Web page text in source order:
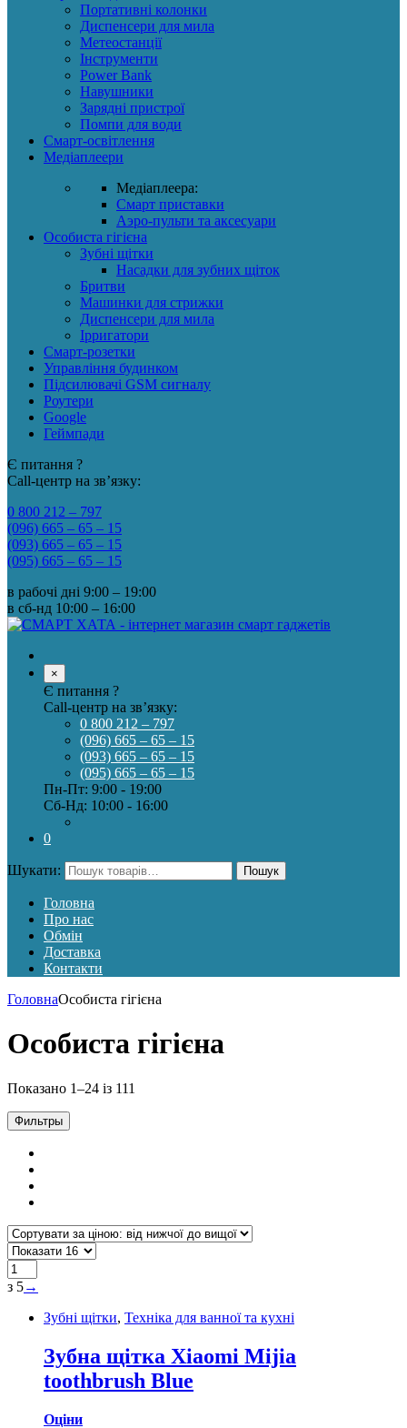
Портативні колонки
Диспенсери для мила
Метеостанції
Інструменти
Power Bank
Навушники
Зарядні пристрої
Помпи для води
Смарт-освітлення
Медіаплеери
Медіаплеера:
Смарт приставки
Аэро-пульти та аксесуари
Особиста гігієна
Зубні щітки
Насадки для зубних щіток
Бритви
Машинки для стрижки
Диспенсери для мила
Ірригатори
Смарт-розетки
Управління будинком
Підсилювачі GSM сигналу
Роутери
Google
Геймпади
Є питання ?
Call-центр на зв’язку:
0 800 212 – 797
(096) 665 – 65 – 15
(093) 665 – 65 – 15
(095) 665 – 65 – 15
в рабочі дні 9:00 – 19:00
в сб-нд 10:00 – 16:00
×
Є питання ?
Call-центр на зв’язку:
0 800 212 – 797
(096) 665 – 65 – 15
(093) 665 – 65 – 15
(095) 665 – 65 – 15
Пн-Пт: 9:00 - 19:00
Сб-Нд: 10:00 - 16:00
0
Шукати: Пошук
Головна
Про нас
Обмін
Доставка
Контакти
ГоловнаОсобиста гігієна
Особиста гігієна
Показано 1–24 із 111
Фильтры
з 5→
Зубні щітки, Техніка для ванної та кухні
Зубна щітка Xiaomi Mijia
toothbrush Blue
Оціни